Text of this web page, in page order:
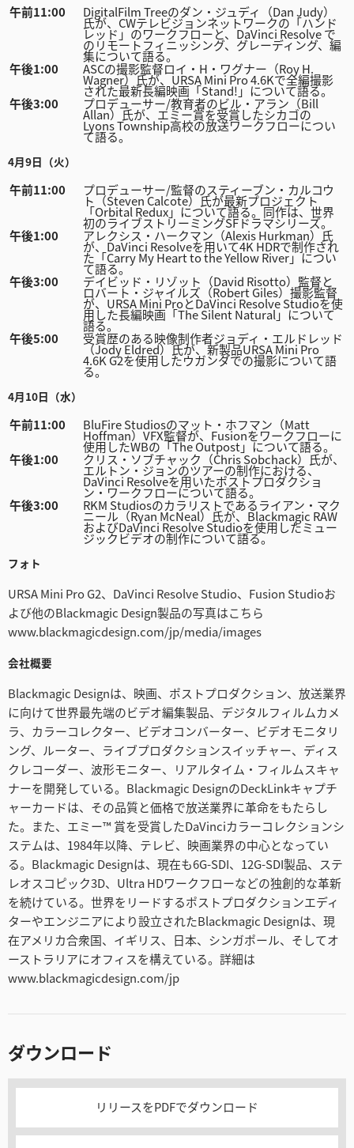
Mexico
Malaysia
Netherlands
New Zealand
Norway
Poland
Portugal
Singapore
South Africa
Spain
Sweden
Chinese Taipei
Turkey
Ukraine
United Kingdom
午前11:00 DigitalFilm Treeのダン・ジュディ（Dan Judy）
氏が、CWテレビジョンネットワークの「ハンド
レッド」のワークフローと、DaVinci Resolve で
のリモートフィニッシング、グレーディング、編
集について語る。
午後1:00 ASCの撮影監督ロイ・H・ワグナー（Roy H.
Wagner）氏が、URSA Mini Pro 4.6Kで全編撮影
された最新長編映画「Stand!」について語る。
午後3:00 プロデューサー/教育者のビル・アラン（Bill
Allan）氏が、エミー賞を受賞したシカゴの
Lyons Township高校の放送ワークフローについ
て語る。
4月9日（火）
午前11:00 プロデューサー/監督のスティーブン・カルコウ
ト（Steven Calcote）氏が最新プロジェクト
「Orbital Redux」について語る。同作は、世界
初のライブストリーミングSFドラマシリーズ。
午後1:00 アレクシス・ハークマン（Alexis Hurkman）氏
が、DaVinci Resolveを用いて4K HDRで制作され
た「Carry My Heart to the Yellow River」につい
て語る。
午後3:00 デイビッド・リゾット（David Risotto）監督と
ロバート・ジャイルズ（Robert Giles）撮影監督
が、URSA Mini ProとDaVinci Resolve Studioを使
用した長編映画「The Silent Natural」について
語る。
午後5:00 受賞歴のある映像制作者ジョディ・エルドレッド
（Jody Eldred）氏が、新製品URSA Mini Pro
4.6K G2を使用したウガンダでの撮影について語
る。
4月10日（水）
午前11:00 BluFire Studiosのマット・ホフマン（Matt
Hoffman）VFX監督が、Fusionをワークフローに
使用したWBの「The Outpost」について語る。
午後1:00 クリス・ソブチャック（Chris Sobchack）氏が、
エルトン・ジョンのツアーの制作における、
DaVinci Resolveを用いたポストプロダクショ
ン・ワークフローについて語る。
午後3:00 RKM Studiosのカラリストであるライアン・マク
ニール（Ryan McNeal）氏が、Blackmagic RAW
およびDaVinci Resolve Studioを使用したミュー
ジックビデオの制作について語る。
フォト
URSA Mini Pro G2、DaVinci Resolve Studio、Fusion Studioお
よび他のBlackmagic Design製品の写真はこちら
www.blackmagicdesign.com/jp/media/images
会社概要
Blackmagic Designは、映画、ポストプロダクション、放送業界
に向けて世界最先端のビデオ編集製品、デジタルフィルムカメ
ラ、カラーコレクター、ビデオコンバーター、ビデオモニタリ
ング、ルーター、ライブプロダクションスイッチャー、ディス
クレコーダー、波形モニター、リアルタイム・フィルムスキャ
ナーを開発している。Blackmagic DesignのDeckLinkキャプチ
ャーカードは、その品質と価格で放送業界に革命をもたらし
た。また、エミー™ 賞を受賞したDaVinciカラーコレクションシ
ステムは、1984年以降、テレビ、映画業界の中心となってい
る。Blackmagic Designは、現在も6G-SDI、12G-SDI製品、ステ
レオスコピック3D、Ultra HDワークフローなどの独創的な革新
を続けている。世界をリードするポストプロダクションエディ
ターやエンジニアにより設立されたBlackmagic Designは、現
在アメリカ合衆国、イギリス、日本、シンガポール、そしてオ
ーストラリアにオフィスを構えている。詳細は
www.blackmagicdesign.com/jp
ダウンロード
リリースをPDFでダウンロード